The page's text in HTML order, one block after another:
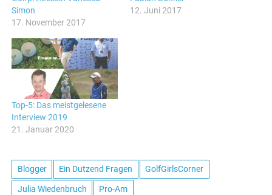
Simon
17. November 2017
12. Juni 2017
Top-5: Das meistgelesene
Interview 2019
21. Januar 2020
Blogger Ein Dutzend Fragen GolfGirlsCorner
Julia Wiedenbruch Pro-Am